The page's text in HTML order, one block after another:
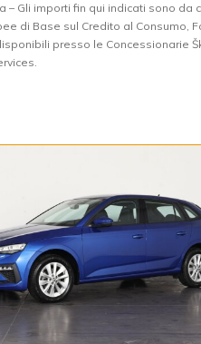
– Gli importi fin qui indicati sono da
di Base sul Credito al Consumo,
presso le Concessionarie